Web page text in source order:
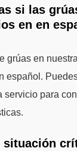
si las
en en
grúas en
español.
servicio para
situación